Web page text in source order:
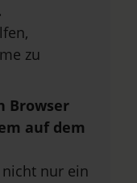
zu
Browser
auf dem
nur ein